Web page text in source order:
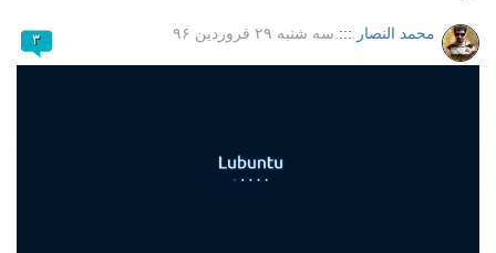
محمد النصار ::: سه شنبه ۲۹ فروردین ۹۶ ۳